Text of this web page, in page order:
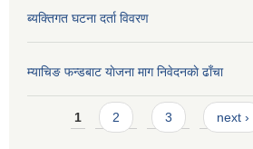
ब्यक्तिगत घटना दर्ता विवरण
म्याचिङ फन्डबाट याेजना माग निवेदनकाे ढाँचा
Pages
1 2 3 next ›